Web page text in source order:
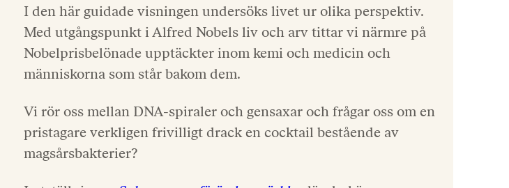
I den här guidade visningen undersöks livet ur olika perspektiv.
Med utgångspunkt i Alfred Nobels liv och arv tittar vi närmre på
Nobelprisbelönade upptäckter inom kemi och medicin och
människorna som står bakom dem.
Vi rör oss mellan DNA-spiraler och gensaxar och frågar oss om en
pristagare verkligen frivilligt drack en cocktail bestående av
magsårsbakterier?